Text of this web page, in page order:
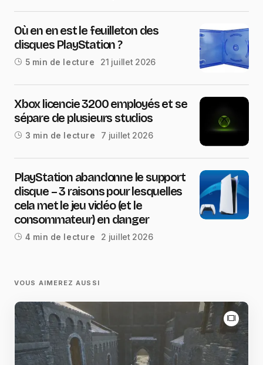
Où en en est le feuilleton des
disques PlayStation ?
5 min de lecture 21 juillet 2026
Xbox licencie 3200 employés et se
sépare de plusieurs studios
3 min de lecture 7 juillet 2026
PlayStation abandonne le support
disque – 3 raisons pour lesquelles
cela met le jeu vidéo (et le
consommateur) en danger
4 min de lecture 2 juillet 2026
VOUS AIMEREZ AUSSI